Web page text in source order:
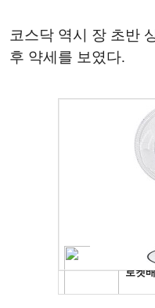
코스닥 역시 장 초반
후 약세를 보였다.